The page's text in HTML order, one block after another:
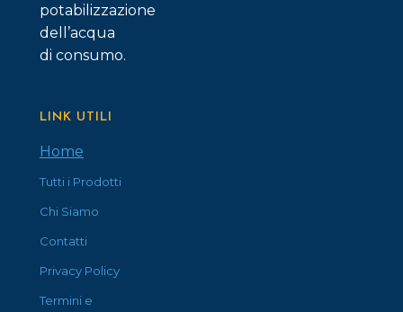
potabilizzazione
dell’acqua
di consumo.
LINK UTILI
Home
Tutti i Prodotti
Chi Siamo
Contatti
Privacy Policy
Termini e